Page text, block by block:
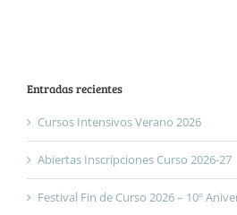
Entradas recientes
Cursos Intensivos Verano 2026
Abiertas Inscripciones Curso 2026-27
Festival Fin de Curso 2026 – 10º